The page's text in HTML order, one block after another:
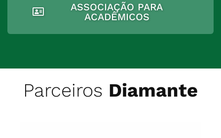
ASSOCIAÇÃO PARA
ACADÊMICOS
Parceiros Diamante